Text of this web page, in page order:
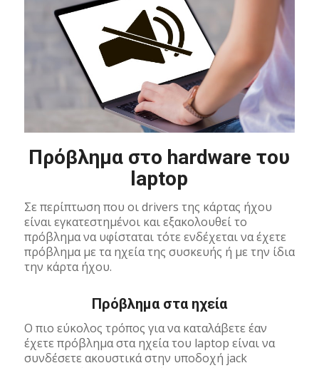
Πρόβλημα στο hardware του
laptop
Σε περίπτωση που οι drivers της κάρτας ήχου
είναι εγκατεστημένοι και εξακολουθεί το
πρόβλημα να υφίσταται τότε ενδέχεται να έχετε
πρόβλημα με τα ηχεία της συσκευής ή με την ίδια
την κάρτα ήχου.
Πρόβλημα στα ηχεία
Ο πιο εύκολος τρόπος για να καταλάβετε έαν
έχετε πρόβλημα στα ηχεία του laptop είναι να
συνδέσετε ακουστικά στην υποδοχή jack